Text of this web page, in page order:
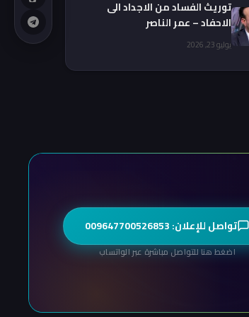
توريث الفساد من الاجداد الى
الاحفاد – عمر الناصر
يوليو 23, 2026
تواصل للإعلان: 009647700526853
اضغط هنا للتواصل مباشرة عبر الواتساب